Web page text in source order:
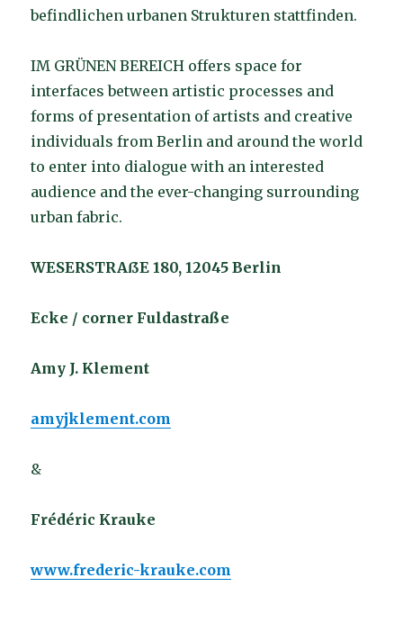
befindlichen urbanen Strukturen stattfinden.
IM GRÜNEN BEREICH offers space for
interfaces between artistic processes and
forms of presentation of artists and creative
individuals from Berlin and around the world
to enter into dialogue with an interested
audience and the ever-changing surrounding
urban fabric.
WESERSTRAßE 180, 12045 Berlin
Ecke / corner Fuldastraße
Amy J. Klement
amyjklement.com
&
Frédéric Krauke
www.frederic-krauke.com